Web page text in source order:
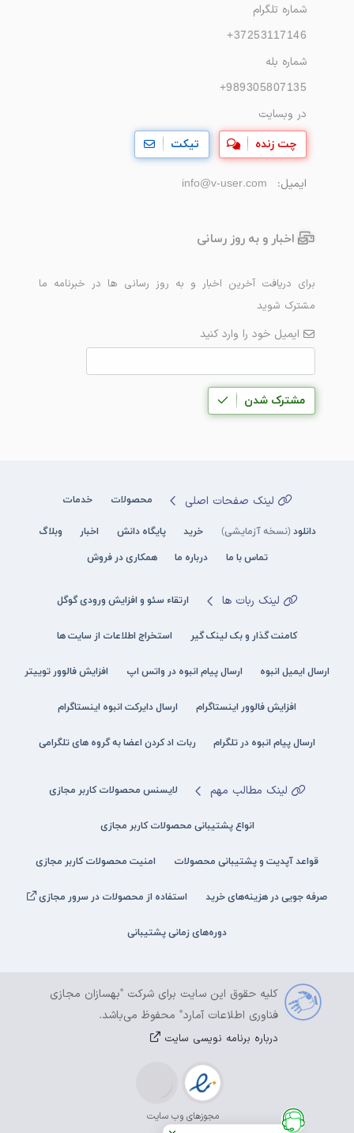
شماره تلگرام
+37253117146
شماره بله
+989305807135
در وبسایت
چت زنده تیکت
ایمیل: info@v-user.com
اخبار و به روز رسانی
برای دریافت آخرین اخبار و به روز رسانی ها در خبرنامه ما
مشترک شوید
ایمیل خود را وارد کنید
مشترک شدن
لینک صفحات اصلی محصولات خدمات
دانلود(نسخه آزمایشی) خرید پایگاه دانش اخبار
وبلاگ
تماس با ما
درباره ما همکاری در فروش
لینک ربات ها ارتقاء سئو و افزایش ورودی گوگل
کامنت گذار و بک لینک گیر استخراج اطلاعات از سایت ها
ارسال ایمیل انبوه ارسال پیام انبوه در واتس اپ افزایش فالوور توییتر
افزایش فالوور اینستاگرام ارسال دایرکت انبوه اینستاگرام
ارسال پیام انبوه در تلگرام ربات اد کردن اعضا به گروه های تلگرامی
لینک مطالب مهم لایسنس محصولات کاربر مجازی
انواع پشتیبانی محصولات کاربر مجازی
قواعد آپدیت و پشتیبانی محصولات امنیت محصولات کاربر مجازی
صرفه جویی در هزینه‌های خرید استفاده از محصولات در سرور مجازی
دوره‌های زمانی پشتیبانی
کلیه حقوق این سایت برای شرکت "بهسازان مجازی
فناوری اطلاعات آمارد" محفوظ می‌باشد.
درباره برنامه نویسی سایت
مجوزهای وب سایت